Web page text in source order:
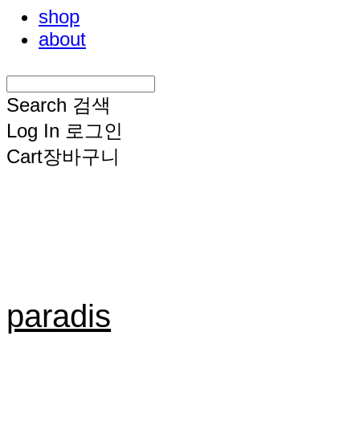
shop
about
Search 검색
Log In 로그인
Cart장바구니
paradis